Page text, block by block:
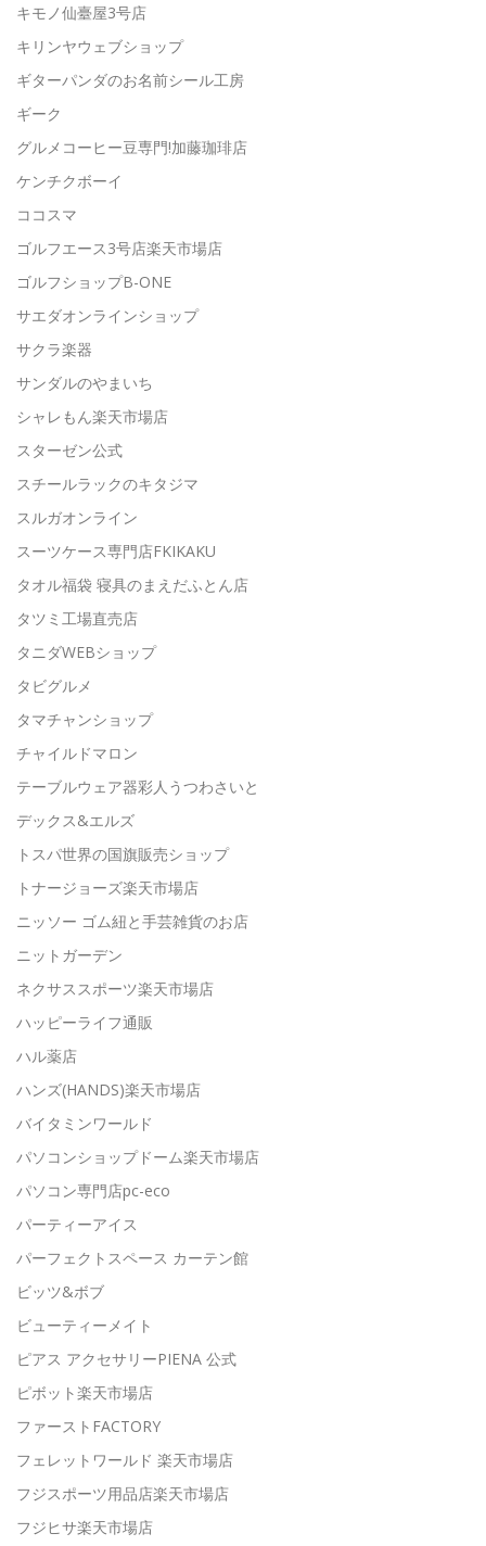
キモノ仙臺屋3号店
キリンヤウェブショップ
ギターパンダのお名前シール工房
ギーク
グルメコーヒー豆専門!加藤珈琲店
ケンチクボーイ
ココスマ
ゴルフエース3号店楽天市場店
ゴルフショップB-ONE
サエダオンラインショップ
サクラ楽器
サンダルのやまいち
シャレもん楽天市場店
スターゼン公式
スチールラックのキタジマ
スルガオンライン
スーツケース専門店FKIKAKU
タオル福袋 寝具のまえだふとん店
タツミ工場直売店
タニダWEBショップ
タビグルメ
タマチャンショップ
チャイルドマロン
テーブルウェア器彩人うつわさいと
デックス&エルズ
トスパ世界の国旗販売ショップ
トナージョーズ楽天市場店
ニッソー ゴム紐と手芸雑貨のお店
ニットガーデン
ネクサススポーツ楽天市場店
ハッピーライフ通販
ハル薬店
ハンズ(HANDS)楽天市場店
バイタミンワールド
パソコンショップドーム楽天市場店
パソコン専門店pc-eco
パーティーアイス
パーフェクトスペース カーテン館
ビッツ&ボブ
ビューティーメイト
ピアス アクセサリーPIENA 公式
ピボット楽天市場店
ファーストFACTORY
フェレットワールド 楽天市場店
フジスポーツ用品店楽天市場店
フジヒサ楽天市場店